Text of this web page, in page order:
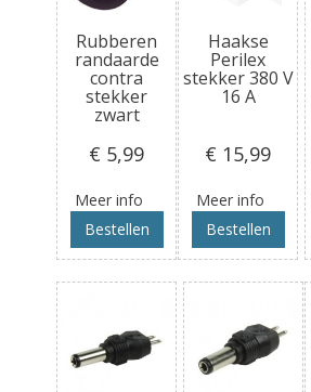
Rubberen
randaarde
contra
stekker
zwart
€ 5,99
Meer info
Bestellen
Haakse
Perilex
stekker 380 V
16 A
€ 15,99
Meer info
Bestellen